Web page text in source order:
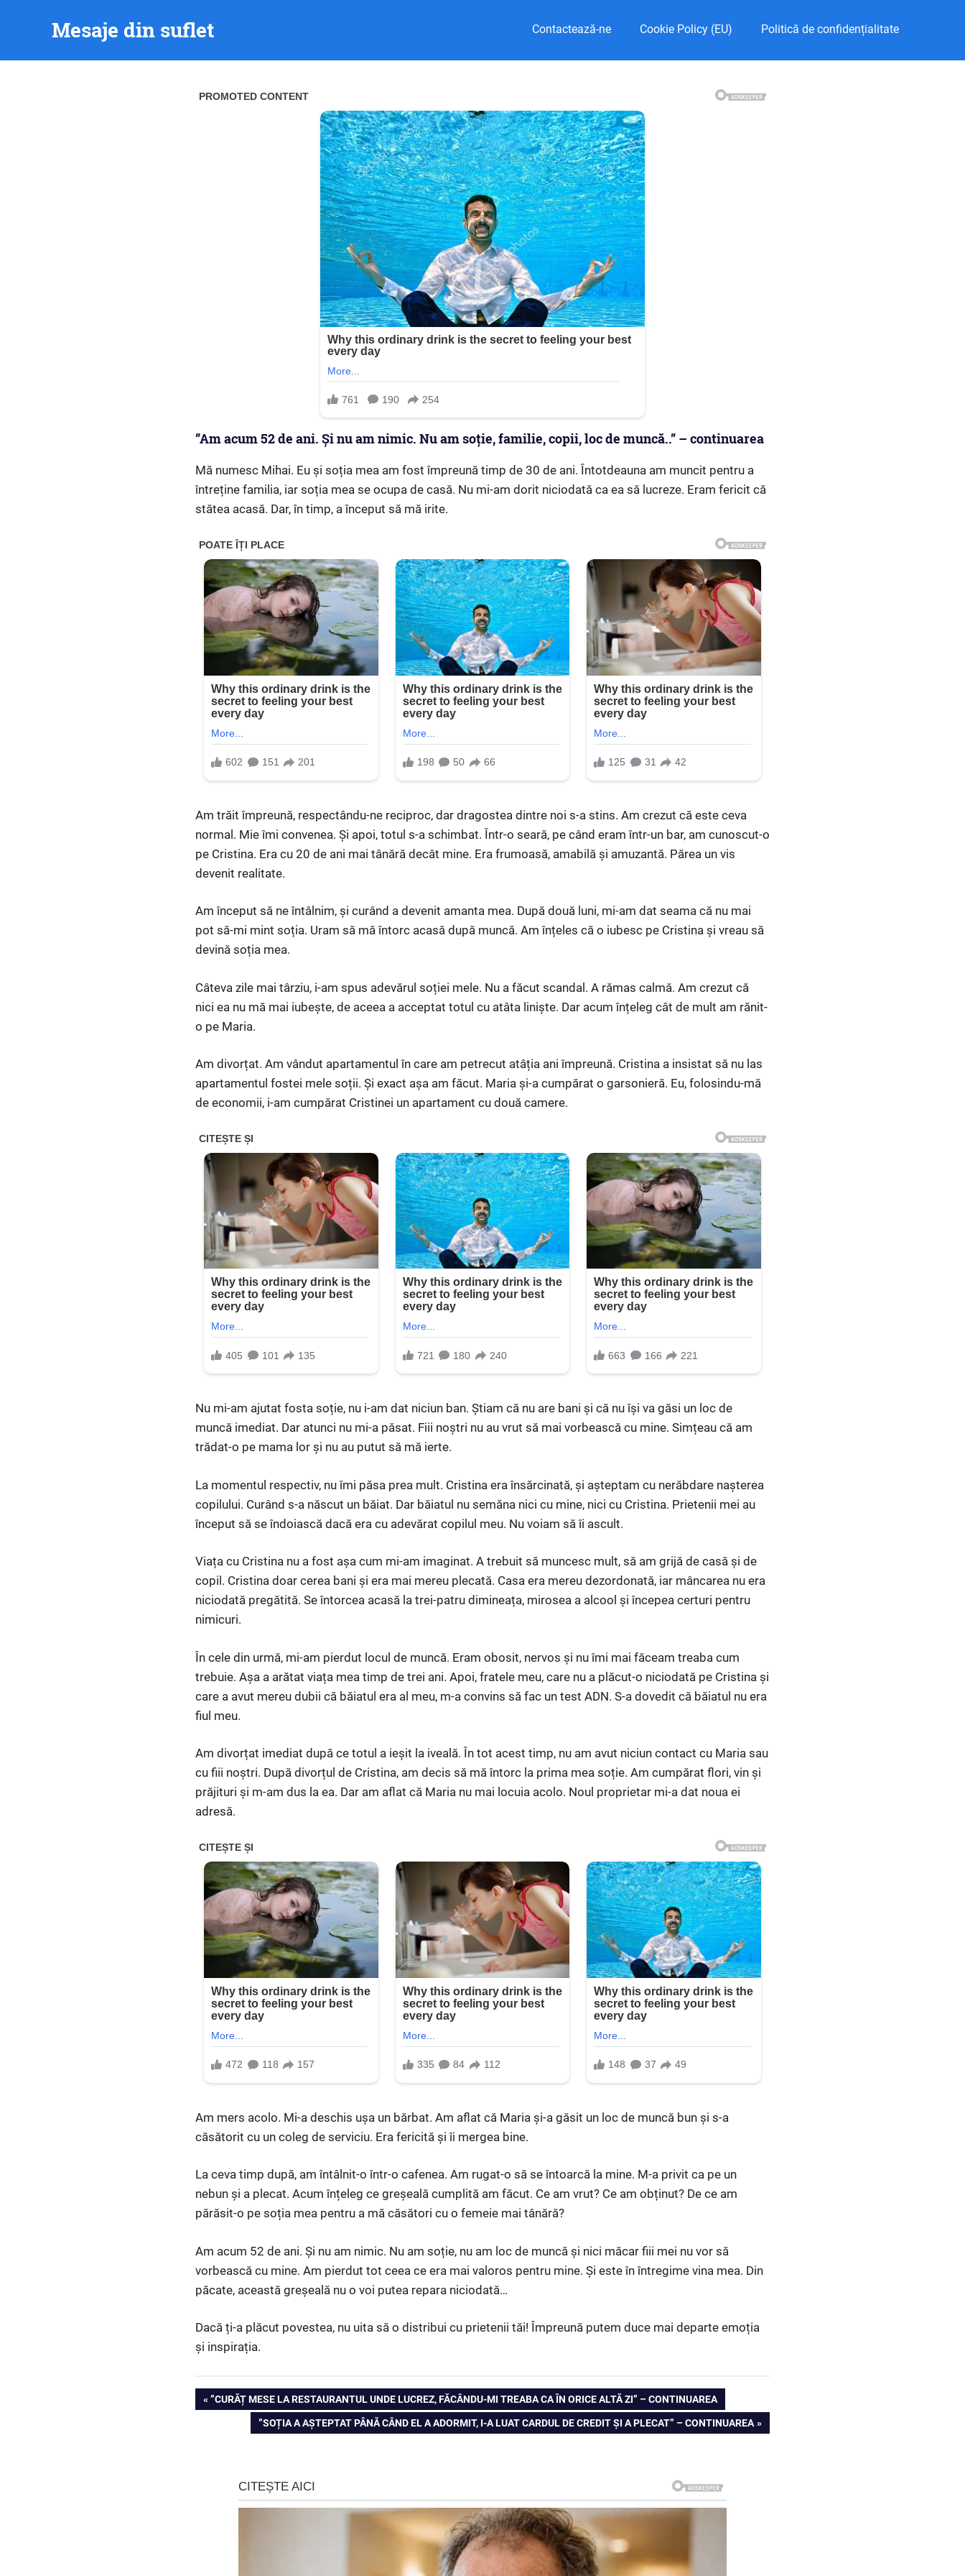
Mesaje din suflet Contactează-ne Cookie Policy (EU) Politică de confidențialitate
”Am acum 52 de ani. Și nu am nimic. Nu am soție, familie, copii, loc de muncă..” – continuarea
Mă numesc Mihai. Eu și soția mea am fost împreună timp de 30 de ani. Întotdeauna am muncit pentru a
întreține familia, iar soția mea se ocupa de casă. Nu mi-am dorit niciodată ca ea să lucreze. Eram fericit că
stătea acasă. Dar, în timp, a început să mă irite.
Am trăit împreună, respectându-ne reciproc, dar dragostea dintre noi s-a stins. Am crezut că este ceva
normal. Mie îmi convenea. Și apoi, totul s-a schimbat. Într-o seară, pe când eram într-un bar, am cunoscut-o
pe Cristina. Era cu 20 de ani mai tânără decât mine. Era frumoasă, amabilă și amuzantă. Părea un vis
devenit realitate.
Am început să ne întâlnim, și curând a devenit amanta mea. După două luni, mi-am dat seama că nu mai
pot să-mi mint soția. Uram să mă întorc acasă după muncă. Am înțeles că o iubesc pe Cristina și vreau să
devină soția mea.
Câteva zile mai târziu, i-am spus adevărul soției mele. Nu a făcut scandal. A rămas calmă. Am crezut că
nici ea nu mă mai iubește, de aceea a acceptat totul cu atâta liniște. Dar acum înțeleg cât de mult am rănit-
o pe Maria.
Am divorțat. Am vândut apartamentul în care am petrecut atâția ani împreună. Cristina a insistat să nu las
apartamentul fostei mele soții. Și exact așa am făcut. Maria și-a cumpărat o garsonieră. Eu, folosindu-mă
de economii, i-am cumpărat Cristinei un apartament cu două camere.
Nu mi-am ajutat fosta soție, nu i-am dat niciun ban. Știam că nu are bani și că nu își va găsi un loc de
muncă imediat. Dar atunci nu mi-a păsat. Fiii noștri nu au vrut să mai vorbească cu mine. Simțeau că am
trădat-o pe mama lor și nu au putut să mă ierte.
La momentul respectiv, nu îmi păsa prea mult. Cristina era însărcinată, și așteptam cu nerăbdare nașterea
copilului. Curând s-a născut un băiat. Dar băiatul nu semăna nici cu mine, nici cu Cristina. Prietenii mei au
început să se îndoiască dacă era cu adevărat copilul meu. Nu voiam să îi ascult.
Viața cu Cristina nu a fost așa cum mi-am imaginat. A trebuit să muncesc mult, să am grijă de casă și de
copil. Cristina doar cerea bani și era mai mereu plecată. Casa era mereu dezordonată, iar mâncarea nu era
niciodată pregătită. Se întorcea acasă la trei-patru dimineața, mirosea a alcool și începea certuri pentru
nimicuri.
În cele din urmă, mi-am pierdut locul de muncă. Eram obosit, nervos și nu îmi mai făceam treaba cum
trebuie. Așa a arătat viața mea timp de trei ani. Apoi, fratele meu, care nu a plăcut-o niciodată pe Cristina și
care a avut mereu dubii că băiatul era al meu, m-a convins să fac un test ADN. S-a dovedit că băiatul nu era
fiul meu.
Am divorțat imediat după ce totul a ieșit la iveală. În tot acest timp, nu am avut niciun contact cu Maria sau
cu fiii noștri. După divorțul de Cristina, am decis să mă întorc la prima mea soție. Am cumpărat flori, vin și
prăjituri și m-am dus la ea. Dar am aflat că Maria nu mai locuia acolo. Noul proprietar mi-a dat noua ei
adresă.
Am mers acolo. Mi-a deschis ușa un bărbat. Am aflat că Maria și-a găsit un loc de muncă bun și s-a
căsătorit cu un coleg de serviciu. Era fericită și îi mergea bine.
La ceva timp după, am întâlnit-o într-o cafenea. Am rugat-o să se întoarcă la mine. M-a privit ca pe un
nebun și a plecat. Acum înțeleg ce greșeală cumplită am făcut. Ce am vrut? Ce am obținut? De ce am
părăsit-o pe soția mea pentru a mă căsători cu o femeie mai tânără?
Am acum 52 de ani. Și nu am nimic. Nu am soție, nu am loc de muncă și nici măcar fiii mei nu vor să
vorbească cu mine. Am pierdut tot ceea ce era mai valoros pentru mine. Și este în întregime vina mea. Din
păcate, această greșeală nu o voi putea repara niciodată…
Dacă ți-a plăcut povestea, nu uita să o distribui cu prietenii tăi! Împreună putem duce mai departe emoția
și inspirația.
Navigare
PREVIOUS
”CURĂȚ MESE LA RESTAURANTUL UNDE LUCREZ, FĂCÂNDU-MI TREABA CA ÎN ORICE ALTĂ ZI” – CONTINUAREA
NEXT
”SOȚIA A AȘTEPTAT PÂNĂ CÂND EL A ADORMIT, I-A LUAT CARDUL DE CREDIT ȘI A PLECAT” – CONTINUAREA